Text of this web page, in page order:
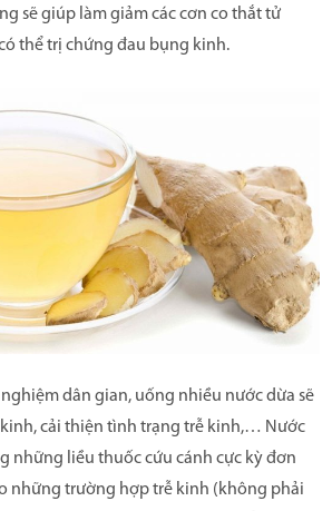
sẽ giúp làm giảm các cơn co thắt tử
thể trị chứng đau bụng kinh.
dân gian, uống nhiều nước dừa sẽ
cải thiện tình trạng trễ kinh,… Nước
những liều thuốc cứu cánh cực kỳ đơn
những trường hợp trễ kinh (không phải